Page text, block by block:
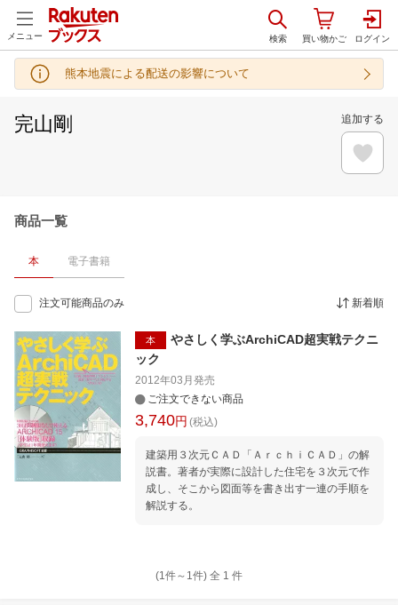
メニュー
熊本地震による配送の影響について
完山剛 追加する
商品一覧
本 電子書籍
注文可能商品のみ 新着順
本
やさしく学ぶArchiCAD超実戦テクニ
ック
2012年03月 発売
ご注文できない商品
3,740円 (税込)
建築用３次元ＣＡＤ「ＡｒｃｈｉＣＡＤ」の解
説書。著者が実際に設計した住宅を３次元で作
成し、そこから図面等を書き出す一連の手順を
解説する。
(1件～ 1件) 全 1 件